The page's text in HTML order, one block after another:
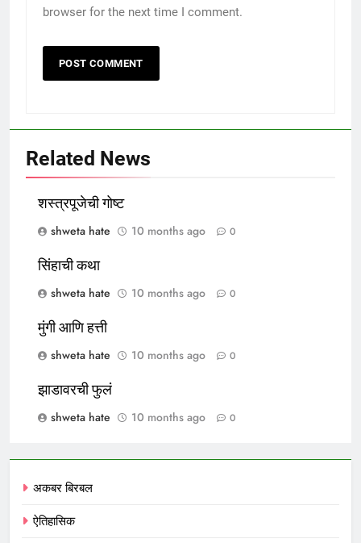
browser for the next time I comment.
Related News
शस्त्रपूजेची गोष्ट
shweta hate
10 months ago 0
सिंहाची कथा
shweta hate
10 months ago 0
मुंगी आणि हत्ती
shweta hate
10 months ago 0
झाडावरची फुलं
shweta hate
10 months ago 0
अकबर बिरबल
ऐतिहासिक